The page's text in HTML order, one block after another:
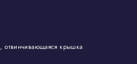
отвинчивающаяся крышка